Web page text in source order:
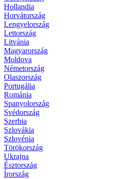
Hollandia
Horvátország
Lengyelország
Lettország
Litvánia
Magyarország
Moldova
Németország
Olaszország
Portugália
Románia
Spanyolország
Svédország
Szerbia
Szlovákia
Szlovénia
Törökország
Ukrajna
Észtország
Írország